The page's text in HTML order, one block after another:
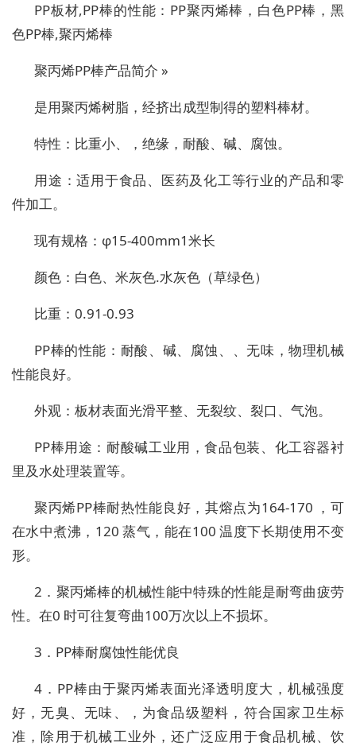
PP板材,PP棒的性能：PP聚丙烯棒，白色PP棒，黑
色PP棒,聚丙烯棒
聚丙烯PP棒产品简介 »
是用聚丙烯树脂，经挤出成型制得的塑料棒材。
特性：比重小、，绝缘，耐酸、碱、腐蚀。
用途：适用于食品、医药及化工等行业的产品和零
件加工。
现有规格：φ15-400mm1米长
颜色：白色、米灰色.水灰色（草绿色）
比重：0.91-0.93
PP棒的性能：耐酸、碱、腐蚀、、无味，物理机械
性能良好。
外观：板材表面光滑平整、无裂纹、裂口、气泡。
PP棒用途：耐酸碱工业用，食品包装、化工容器衬
里及水处理装置等。
聚丙烯PP棒耐热性能良好，其熔点为164-170 ，可
在水中煮沸，120 蒸气，能在100 温度下长期使用不变
形。
2．聚丙烯棒的机械性能中特殊的性能是耐弯曲疲劳
性。在0 时可往复弯曲100万次以上不损坏。
3．PP棒耐腐蚀性能优良
4．PP棒由于聚丙烯表面光泽透明度大，机械强度
好，无臭、无味、，为食品级塑料，符合国家卫生标
准，除用于机械工业外，还广泛应用于食品机械、饮